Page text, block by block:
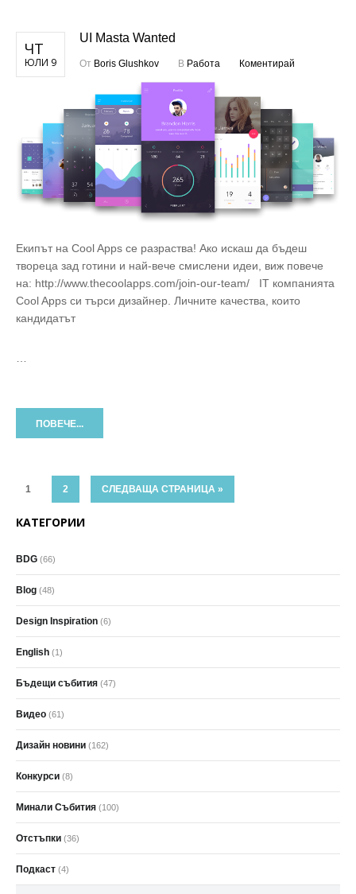
ЧТ
ЮЛИ 9
UI Masta Wanted
От Boris Glushkov В Работа Коментирай
Екипът на Cool Apps се разраства! Ако искаш да бъдеш
твореца зад готини и най-вече смислени идеи, виж повече
на: http://www.thecoolapps.com/join-our-team/ IT компанията
Cool Apps си търси дизайнер. Личните качества, които
кандидатът
…
ПОВЕЧЕ...
1 2 СЛЕДВАЩА СТРАНИЦА »
КАТЕГОРИИ
BDG (66)
Blog (48)
Design Inspiration (6)
English (1)
Бъдещи събития (47)
Видео (61)
Дизайн новини (162)
Конкурси (8)
Минали Събития (100)
Отстъпки (36)
Подкаст (4)